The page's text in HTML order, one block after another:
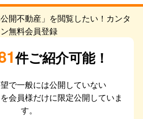
件ご紹介可能！
で一般には公開していない
会員様だけに限定公開していま
す。